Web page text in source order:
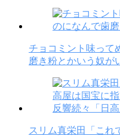
チョコミント味って
磨き粉とかいう奴が
スリム真栄田「これ